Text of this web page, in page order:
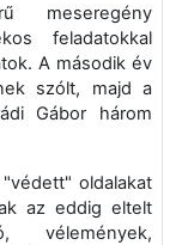
meseregény
feladatokkal
A második év
szólt, majd a
Gábor három
oldalakat
az eddig eltelt
vélemények,